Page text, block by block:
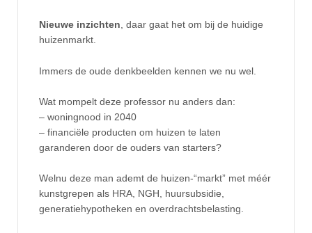
Nieuwe inzichten, daar gaat het om bij de huidige
huizenmarkt.
Immers de oude denkbeelden kennen we nu wel.
Wat mompelt deze professor nu anders dan:
– woningnood in 2040
– financiële producten om huizen te laten
garanderen door de ouders van starters?
Welnu deze man ademt de huizen-“markt” met méér
kunstgrepen als HRA, NGH, huursubsidie,
generatiehypotheken en overdrachtsbelasting.